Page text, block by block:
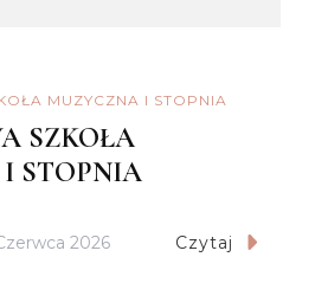
MUZYCZNA I STOPNIA
SZKOŁA
STOPNIA
2026 Czytaj